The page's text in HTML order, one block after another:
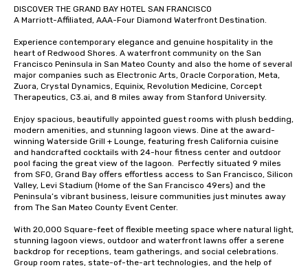
DISCOVER THE GRAND BAY HOTEL SAN FRANCISCO
A Marriott-Affiliated, AAA-Four Diamond Waterfront Destination.
Experience contemporary elegance and genuine hospitality in the
heart of Redwood Shores. A waterfront community on the San
Francisco Peninsula in San Mateo County and also the home of several
major companies such as Electronic Arts, Oracle Corporation, Meta,
Zuora, Crystal Dynamics, Equinix, Revolution Medicine, Corcept
Therapeutics, C3.ai, and 8 miles away from Stanford University.
Enjoy spacious, beautifully appointed guest rooms with plush bedding,
modern amenities, and stunning lagoon views. Dine at the award-
winning Waterside Grill + Lounge, featuring fresh California cuisine
and handcrafted cocktails with 24-hour fitness center and outdoor
pool facing the great view of the lagoon.  Perfectly situated 9 miles
from SFO, Grand Bay offers effortless access to San Francisco, Silicon
Valley, Levi Stadium (Home of the San Francisco 49ers) and the
Peninsula’s vibrant business, leisure communities just minutes away
from The San Mateo County Event Center.
With 20,000 Square-feet of flexible meeting space where natural light,
stunning lagoon views, outdoor and waterfront lawns offer a serene
backdrop for receptions, team gatherings, and social celebrations.
Group room rates, state-of-the-art technologies, and the help of